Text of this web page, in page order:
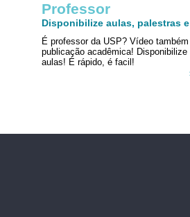
Professor
Disponibilize aulas, palestras
É professor da USP? Vídeo
publicação acadêmica! Disponibilize
aulas! É rápido, é facil!